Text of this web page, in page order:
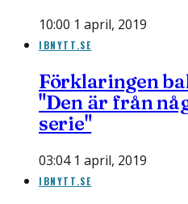
10:00 1 april, 2019
IBNYTT.SE
Förklaringen
"Den är från
serie"
03:04 1 april, 2019
IBNYTT.SE